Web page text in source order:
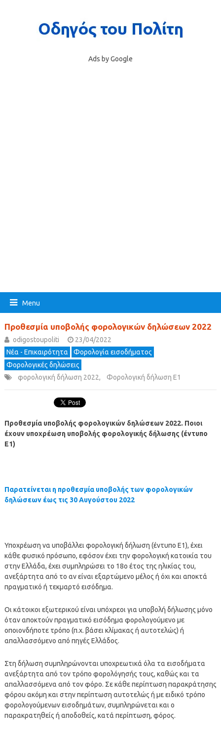
Ads by Google
Menu
Προθεσμία υποβολής φορολογικών δηλώσεων 2022
odigostoupoliti
23/04/2022
Νέα - Επικαιρότητα
Φορολογία εισοδήματος
Φορολογικές δηλώσεις
φορολογική δήλωση 2022, Φορολογική δήλωση Ε1
Προθεσμία υποβολής φορολογικών δηλώσεων 2022. Ποιοι
έχουν υποχρέωση υποβολής φορολογικής δήλωσης (έντυπο
Ε1)
Παρατείνεται η προθεσμία υποβολής των φορολογικών
δηλώσεων έως τις 30 Αυγούστου 2022
Υποχρέωση να υποβάλλει φορολογική δήλωση (έντυπο Ε1), έχει
κάθε φυσικό πρόσωπο, εφόσον έχει την φορολογική κατοικία του
στην Ελλάδα, έχει συμπληρώσει το 18ο έτος της ηλικίας του,
ανεξάρτητα από το αν είναι εξαρτώμενο μέλος ή όχι και αποκτά
πραγματικό ή τεκμαρτό εισόδημα.
Οι κάτοικοι εξωτερικού είναι υπόχρεοι για υποβολή δήλωσης μόνο
όταν αποκτούν πραγματικό εισόδημα φορολογούμενο με
οποιονδήποτε τρόπο (π.χ. βάσει κλίμακας ή αυτοτελώς) ή
απαλλασσόμενο από πηγές Ελλάδος.
Στη δήλωση συμπληρώνονται υποχρεωτικά όλα τα εισοδήματα
ανεξάρτητα από τον τρόπο φορολόγησής τους, καθώς και τα
απαλλασσόμενα από τον φόρο. Σε κάθε περίπτωση παρακράτησης
φόρου ακόμη και στην περίπτωση αυτοτελώς ή με ειδικό τρόπο
φορολογούμενων εισοδημάτων, συμπληρώνεται και ο
παρακρατηθείς ή αποδοθείς, κατά περίπτωση, φόρος.